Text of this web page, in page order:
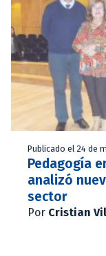
Publicado el 24 de
Pedagogía
analizó
sector
Por Cristian